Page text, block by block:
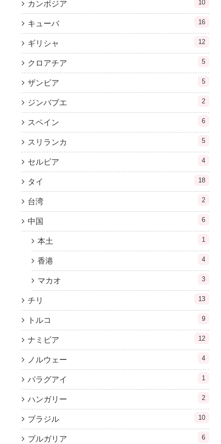
カンボジア 10
キューバ 16
ギリシャ 12
クロアチア 5
ザンビア 5
ジンバブエ 2
スペイン 6
スリランカ 5
セルビア 4
タイ 18
台湾 2
中国 6
本土 1
香港 4
マカオ 3
チリ 13
トルコ 9
ナミビア 12
ノルウェー 4
パラグアイ 1
ハンガリー 2
ブラジル 10
ブルガリア 6